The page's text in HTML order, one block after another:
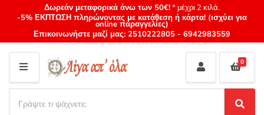
Δωρεάν μεταφορικά άνω των 50€!* μέχρι 2 κιλά.
-5% ΕΚΠΤΩΣΗ πληρώνοντας με κατάθεση ή κάρτα! (ισχύει για
online παραγγελίες)
Επικοινωνήστε μαζί μας: 2510222805 - 6942983559
M
E
N
U
Category
S
0